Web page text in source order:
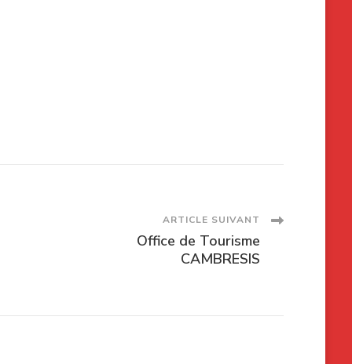
ARTICLE SUIVANT
Office de Tourisme
CAMBRESIS